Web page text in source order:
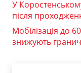
У
після
Мобілізація до
знижують